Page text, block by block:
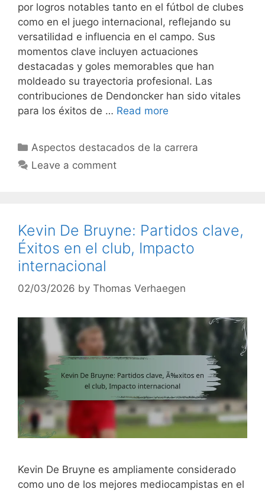
por logros notables tanto en el fútbol de clubes
como en el juego internacional, reflejando su
versatilidad e influencia en el campo. Sus
momentos clave incluyen actuaciones
destacadas y goles memorables que han
moldeado su trayectoria profesional. Las
contribuciones de Dendoncker han sido vitales
para los éxitos de … Read more
Categories
Aspectos destacados de la carrera
Leave a comment
Kevin De Bruyne: Partidos clave,
Éxitos en el club, Impacto
internacional
02/03/2026 by Thomas Verhaegen
Kevin De Bruyne es ampliamente considerado
como uno de los mejores mediocampistas en el